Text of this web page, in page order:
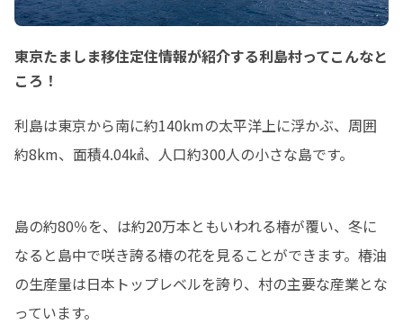
東京たましま移住定住情報が紹介する利島村ってこんなと
ころ！
利島は東京から南に約140kmの太平洋上に浮かぶ、周囲
約8km、面積4.04㎢、人口約300人の小さな島です。
島の約80％を、は約20万本ともいわれる椿が覆い、冬に
なると島中で咲き誇る椿の花を見ることができます。椿油
の生産量は日本トップレベルを誇り、村の主要な産業とな
っています。